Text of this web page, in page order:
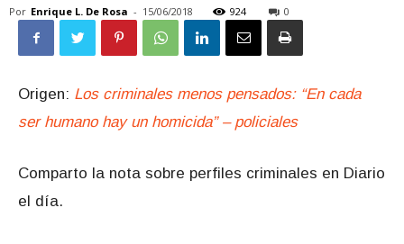
Por Enrique L. De Rosa - 15/06/2018 924 0
Origen: Los criminales menos pensados: “En cada
ser humano hay un homicida” – policiales
Comparto la nota sobre perfiles criminales en Diario
el día.